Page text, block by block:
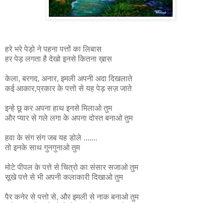
हरे भरे पेड़ो ने पहना पत्तों का लिबास
हर पेड़ लगता है देखो इनसे कितना ख़ास
केला, बरगद, अनार, इमली अपनी अदा दिखलाते
कई आकार,प्रकार के पत्तो से यह पेड़ सज़ जाते
इन्हे छू कर अपना हाथ इनसे मिलाओ तुम
और प्यार से गले लगा के अपना दोस्त बनाओ तुम
हवा के संग संग जब यह डोले .......
तो इनके साथ गुनगुनाओ तुम
मोटे पीपल के पत्ते से चित्रो का संसार सजाओ तुम
सूखे पत्ते से भी अपनी कलाकारी दिखाओ तुम
पैर कनेर से पत्तो से, और इमली से नाक बनाओ तुम